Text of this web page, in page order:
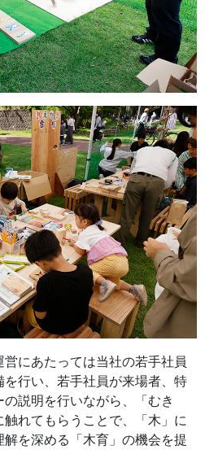
にあたっては当社の若手社員
行い、若手社員が来場者、特
説明を行いながら、「むき
れてもらうことで、「木」に
を深める「木育」の機会を提